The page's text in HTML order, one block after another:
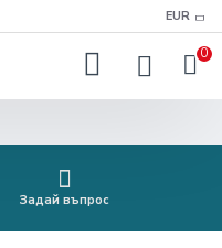
EUR
0
Задай въпрос